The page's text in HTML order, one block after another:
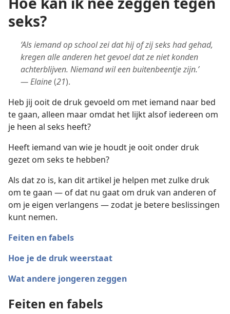
seks?
‘Als iemand op school zei dat hij of zij seks had gehad,
kregen alle anderen het gevoel dat ze niet konden
achterblijven. Niemand wil een buitenbeentje zijn.’
— Elaine(21).
Heb jij ooit de druk gevoeld om met iemand naar bed
te gaan, alleen maar omdat het lijkt alsof iedereen om
je heen al seks heeft?
Heeft iemand van wie je houdt je ooit onder druk
gezet om seks te hebben?
Als dat zo is, kan dit artikel je helpen met zulke druk
om te gaan — of dat nu gaat om druk van anderen of
om je eigen verlangens — zodat je betere beslissingen
kunt nemen.
Feiten en fabels
Hoe je de druk weerstaat
Wat andere jongeren zeggen
Feiten en fabels